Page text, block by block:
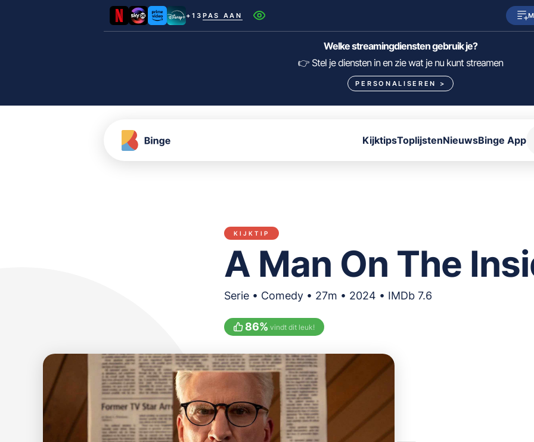
+13 PAS AAN
Netflix SkyShowtime Prime Video
HBO Max NPO Start
Pathé Thuis
Welke streamingdiensten gebruik je?
👉 Stel je diensten in en zie wat je nu kunt streamen
PERSONALISEREN >
KijktipsToplijstenNieuwsBinge App
KIJKTIP
A Man On The
Serie • Comedy • 27m • 2024 • IMDb 7.6
86% vindt dit leuk!